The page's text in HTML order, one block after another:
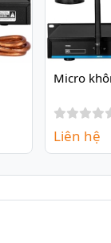
Micro
Liên hệ